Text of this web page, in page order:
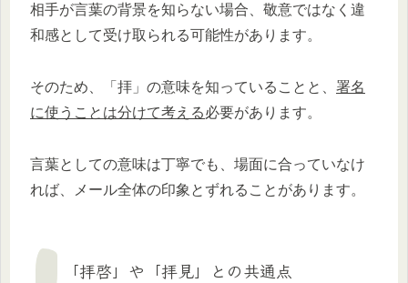
相手が言葉の背景を知らない場合、敬意ではなく違
和感として受け取られる可能性があります。
そのため、「拝」の意味を知っていることと、 署名
に使うことは分けて考える必要があります。
言葉としての意味は丁寧でも、場面に合っていなけ
れば、メール全体の印象とずれることがあります。
「拝啓」や「拝見」との共通点